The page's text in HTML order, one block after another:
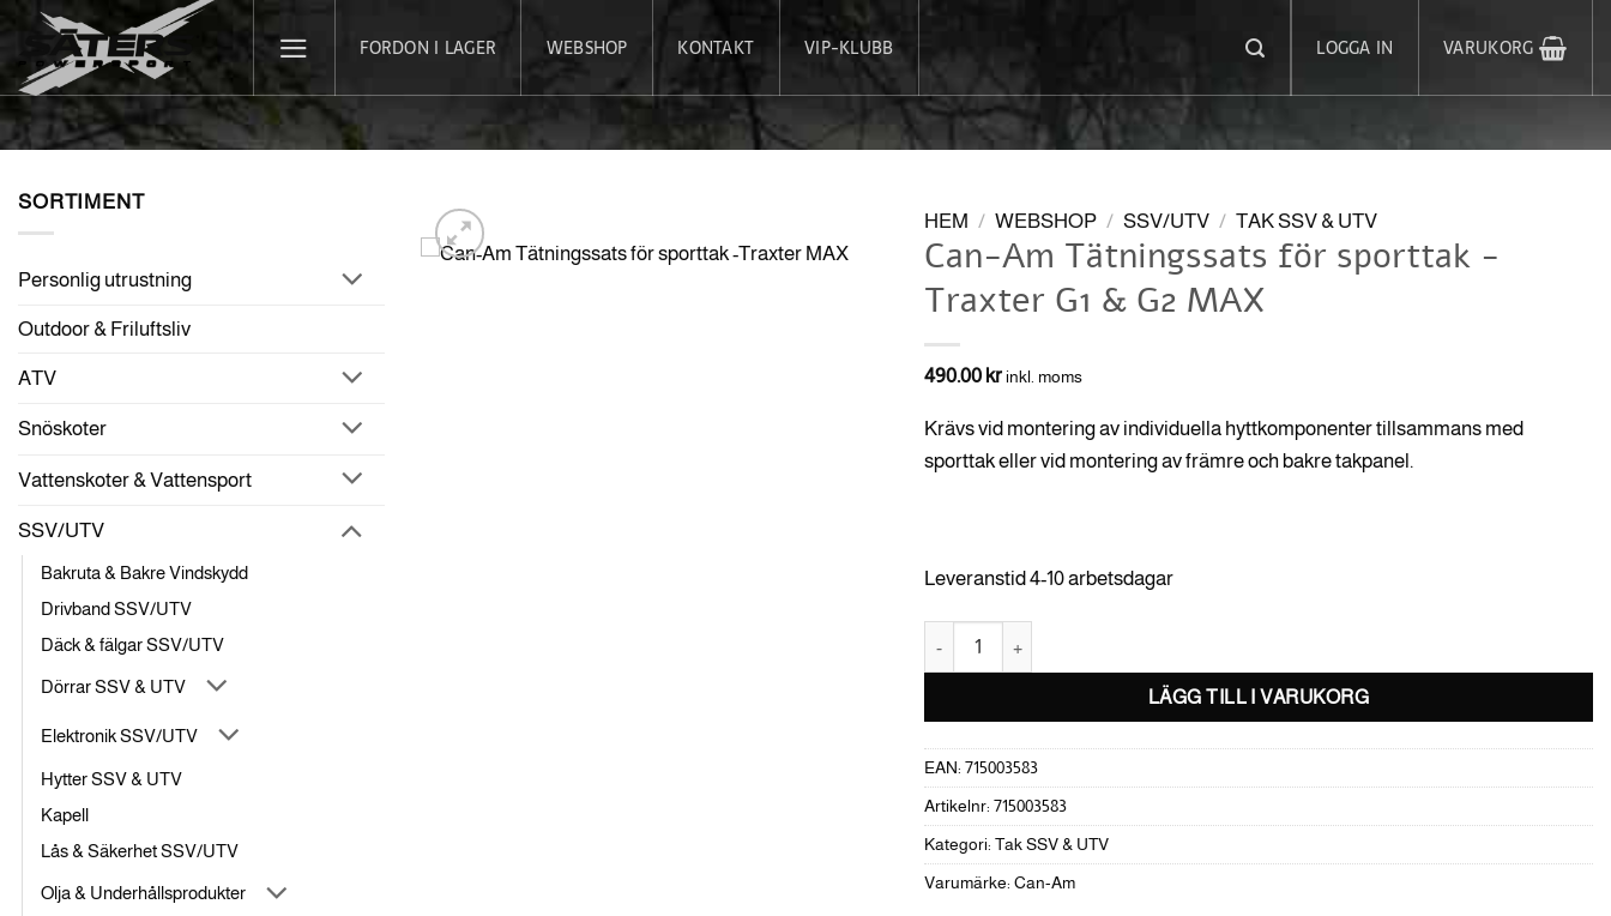
content
FORDON I LAGER WEBSHOP KONTAKT VIP-KLUBB LOGGA IN VARUKORG
SORTIMENT
Personlig utrustning
Outdoor & Friluftsliv
ATV
Snöskoter
Vattenskoter & Vattensport
SSV/UTV
Bakruta & Bakre Vindskydd
Drivband SSV/UTV
Däck & fälgar SSV/UTV
Dörrar SSV & UTV
Elektronik SSV/UTV
Hytter SSV & UTV
Kapell
Lås & Säkerhet SSV/UTV
Olja & Underhållsprodukter
HEM / WEBSHOP / SSV/UTV / TAK SSV & UTV
Can-Am Tätningssats för sporttak -
Traxter G1 & G2 MAX
490.00 kr inkl. moms
Krävs vid montering av individuella hyttkomponenter tillsammans med
sporttak eller vid montering av främre och bakre takpanel.
Leveranstid 4-10 arbetsdagar
LÄGG TILL I VARUKORG
EAN: 715003583
Artikelnr: 715003583
Kategori: Tak SSV & UTV
Varumärke: Can-Am